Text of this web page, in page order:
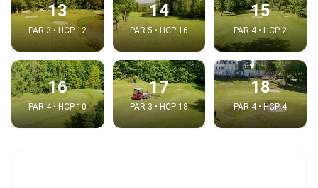
13
PAR 3 • HCP 12
14
PAR 5 • HCP 16
15
PAR 4 • HCP 2
16
PAR 4 • HCP 10
17
PAR 3 • HCP 18
18
PAR 4 • HCP 4